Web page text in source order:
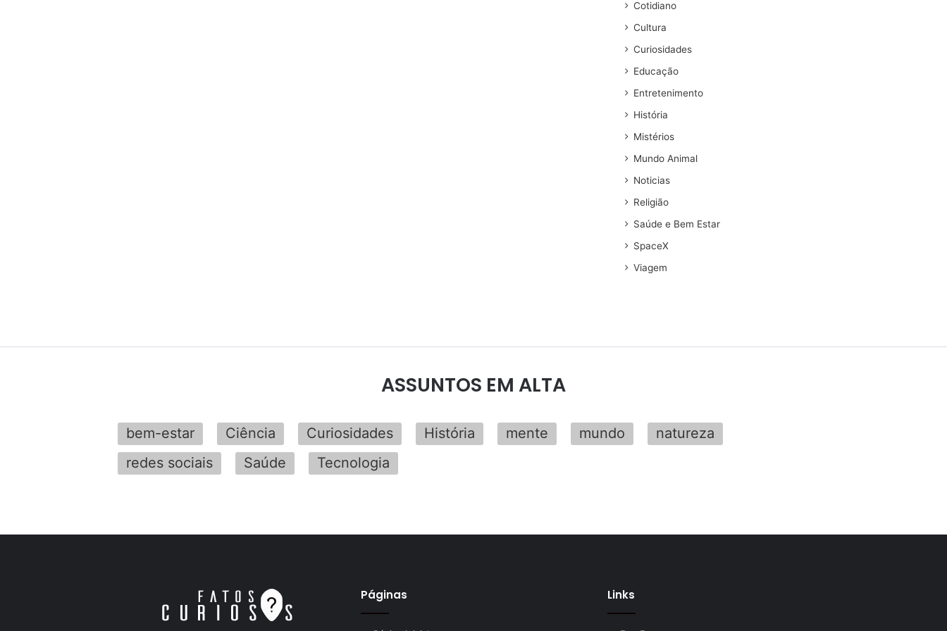
Cotidiano
Cultura
Curiosidades
Educação
Entretenimento
História
Mistérios
Mundo Animal
Noticias
Religião
Saúde e Bem Estar
SpaceX
Viagem
ASSUNTOS EM ALTA
bem-estar Ciência Curiosidades História mente mundo
natureza
redes sociais
Saúde Tecnologia
Páginas Links